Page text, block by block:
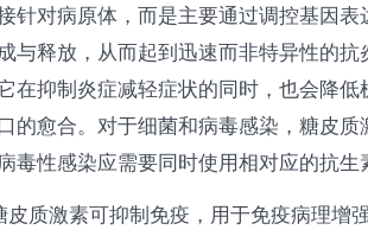
针对病原体，而是主要通过调控基因
与释放，从而起到迅速而非特异性的
在抑制炎症减轻症状的同时，也会降
的愈合。对于细菌和病毒感染，糖皮质
毒性感染应需要同时使用相对应的抗生
皮质激素可抑制免疫，用于免疫病理